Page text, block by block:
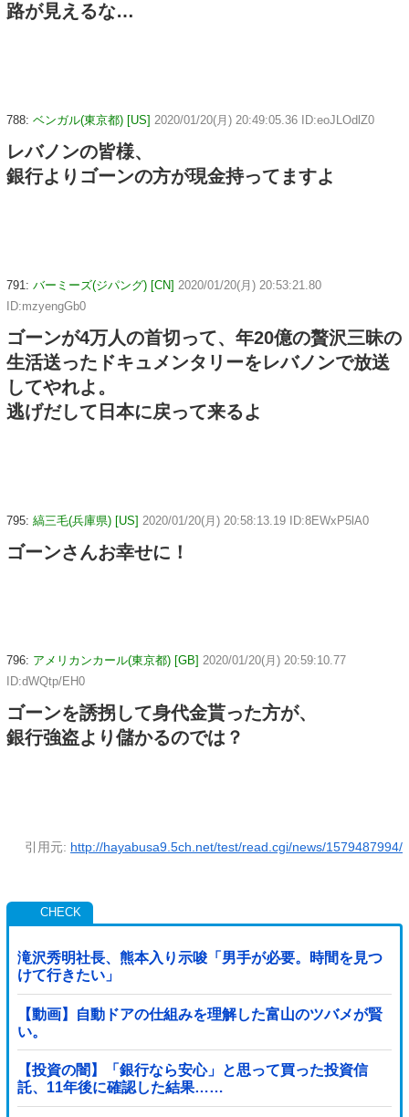
路が見えるな…
788: ベンガル(東京都) [US] 2020/01/20(月) 20:49:05.36 ID:eoJLOdlZ0
レバノンの皆様、
銀行よりゴーンの方が現金持ってますよ
791: バーミーズ(ジパング) [CN] 2020/01/20(月) 20:53:21.80
ID:mzyengGb0
ゴーンが4万人の首切って、年20億の贅沢三昧の
生活送ったドキュメンタリーをレバノンで放送
してやれよ。
逃げだして日本に戻って来るよ
795: 縞三毛(兵庫県) [US] 2020/01/20(月) 20:58:13.19 ID:8EWxP5lA0
ゴーンさんお幸せに！
796: アメリカンカール(東京都) [GB] 2020/01/20(月) 20:59:10.77
ID:dWQtp/EH0
ゴーンを誘拐して身代金貰った方が、
銀行強盗より儲かるのでは？
引用元: http://hayabusa9.5ch.net/test/read.cgi/news/1579487994/
滝沢秀明社長、熊本入り示唆「男手が必要。時間を見つ
けて行きたい」
【動画】自動ドアの仕組みを理解した富山のツバメが賢
い。
【投資の闇】「銀行なら安心」と思って買った投資信
託、11年後に確認した結果……